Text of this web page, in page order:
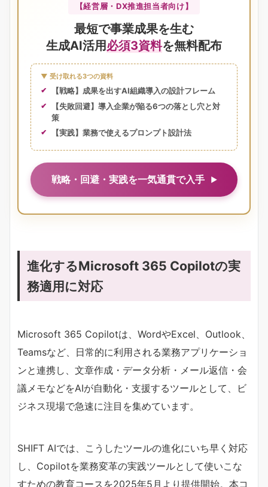
【経営層・DX推進担当者向け】
最短で事業成果を生む
生成AI活用必須3資料を無料配布
▼ 受け取れる3つの資料
【戦略】成果を出すAI組織導入の設計フレーム
【失敗回避】導入企業が陥る6つの落とし穴と対
策
【実践】業務で使えるプロンプト設計法
戦略・回避・実践を一気通貫で入手
進化するMicrosoft 365 Copilotの実
務適用に対応
Microsoft 365 Copilotは、WordやExcel、Outlook、
Teamsなど、日常的に利用される業務アプリケーショ
ンと連携し、文章作成・データ分析・メール返信・会
議メモなどをAIが自動化・支援するツールとして、ビ
ジネス現場で急速に注目を集めています。
SHIFT AIでは、こうしたツールの進化にいち早く対応
し、Copilotを業務変革の実践ツールとして使いこな
すための教育コースを2025年5月より提供開始。本コ